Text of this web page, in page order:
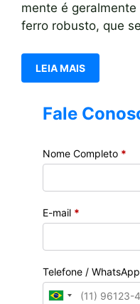
mente é
ferro robusto, que
LEIA MAIS
Fale
Nome Completo *
E-mail *
Telefone / WhatsApp